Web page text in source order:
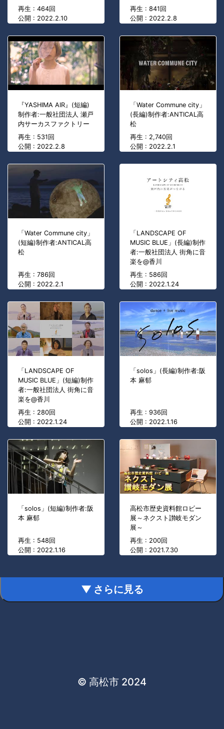
再生 : 464回
公開 : 2022.2.10
再生 : 841回
公開 : 2022.2.8
『YASHIMA AIR』(短編)
制作者:一般社団法人 瀬戸
内サーカスファクトリー
再生 : 531回
公開 : 2022.2.8
「Water Commune city」
(長編)制作者:ANTICAL高
松
再生 : 2,740回
公開 : 2022.2.1
「Water Commune city」
(短編)制作者:ANTICAL高
松
再生 : 786回
公開 : 2022.2.1
「LANDSCAPE OF
MUSIC BLUE」(長編)制作
者:一般社団法人 街角に音
楽を@香川
再生 : 586回
公開 : 2022.1.24
「LANDSCAPE OF
MUSIC BLUE」(短編)制作
者:一般社団法人 街角に音
楽を@香川
再生 : 280回
公開 : 2022.1.24
「solos」(長編)制作者:阪
本 麻郁
再生 : 936回
公開 : 2022.1.16
「solos」(短編)制作者:阪
本 麻郁
再生 : 548回
公開 : 2022.1.16
高松市歴史資料館ロビー
展～ネクスト讃岐モダン
展～
再生 : 200回
公開 : 2021.7.30
▼ さらに見る
© 高松市 2024